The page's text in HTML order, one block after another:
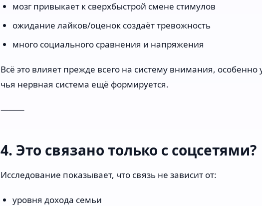
мозг привыкает к сверхбыстрой смене стимулов
ожидание лайков/оценок создаёт тревожность
много социального сравнения и напряжения
Всё это влияет прежде всего на систему внимания, особенно
чья нервная система ещё формируется.
⸻
4. Это связано только с соцсетями?
Исследование показывает, что связь не зависит от:
уровня дохода семьи